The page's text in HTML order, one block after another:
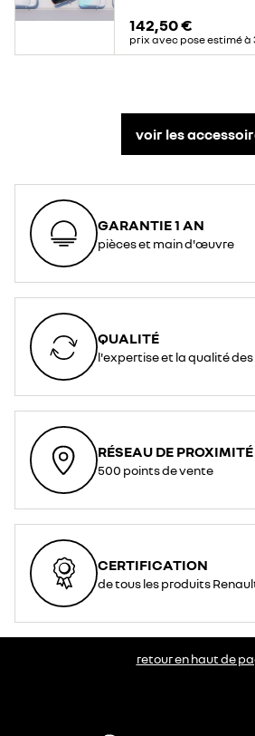
142,50 €
prix avec pose estimé à
voir les
GARANTIE 1 AN
pièces et main d'œuvre
QUALITÉ
l'expertise et la qualité
RÉSEAU DE PROXIMITÉ
500 points de vente
CERTIFICATION
de tous les produits
retour en haut de